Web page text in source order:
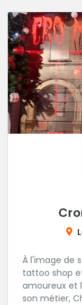
À l'image de
tattoo shop
amoureux et
son métier,